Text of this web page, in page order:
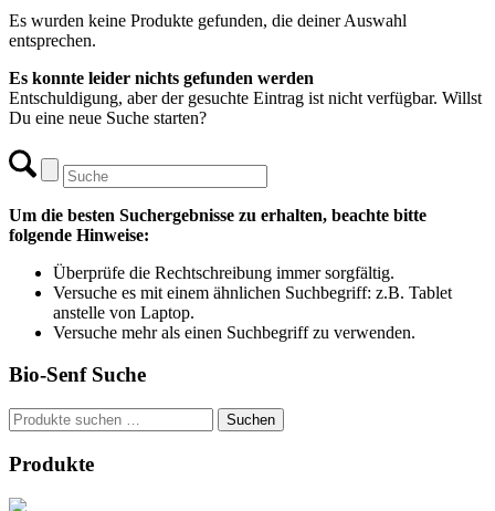
Es wurden keine Produkte gefunden, die deiner Auswahl
entsprechen.
Es konnte leider nichts gefunden werden
Entschuldigung, aber der gesuchte Eintrag ist nicht verfügbar. Willst
Du eine neue Suche starten?
Um die besten Suchergebnisse zu erhalten, beachte bitte
folgende Hinweise:
Überprüfe die Rechtschreibung immer sorgfältig.
Versuche es mit einem ähnlichen Suchbegriff: z.B. Tablet
anstelle von Laptop.
Versuche mehr als einen Suchbegriff zu verwenden.
Bio-Senf Suche
Suchen
nach:
Suchen
Produkte